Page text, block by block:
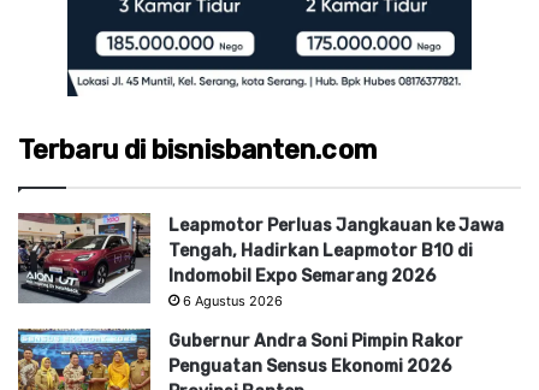
Terbaru di bisnisbanten.com
Leapmotor Perluas Jangkauan ke Jawa
Tengah, Hadirkan Leapmotor B10 di
Indomobil Expo Semarang 2026
6 Agustus 2026
Gubernur Andra Soni Pimpin Rakor
Penguatan Sensus Ekonomi 2026